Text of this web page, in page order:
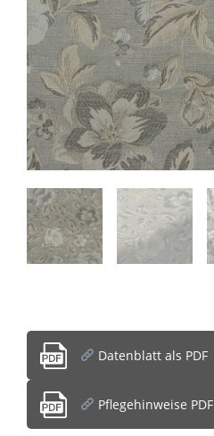
Datenblatt als PDF
Pflegehinweise PDF